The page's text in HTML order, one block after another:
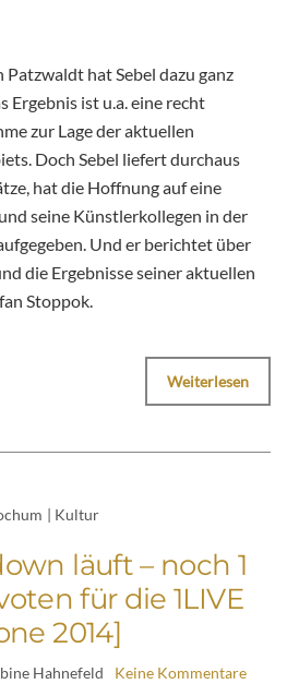
hat Sebel dazu ganz
Ergebnis ist u.a. eine recht
zur Lage der aktuellen
Doch Sebel liefert durchaus
hat die Hoffnung auf eine
seine Künstlerkollegen in der
Und er berichtet über
die Ergebnisse seiner aktuellen
Stoppok.
Weiterlesen
| Kultur
läuft – noch 1
für die 1LIVE
2014]
Hahnefeld Keine Kommentare